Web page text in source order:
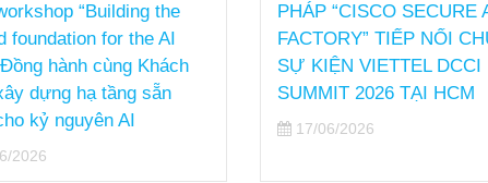
SECURE AI
TIẾP NỐI CHUỖI
VIETTEL DCCI
2026 TẠI HCM
2026
CHÍNH FY25
22/05/2026